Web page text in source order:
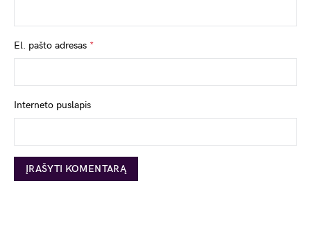
El. pašto adresas *
Interneto puslapis